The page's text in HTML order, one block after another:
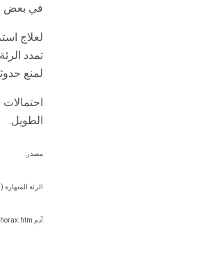
في بعض
لعلاج
تمدد
لمنع
الطويل.
مصدر:
الرئة
آدم http://adam.about.net/encyclopedia/infectiousdiseases/Pneumothorax.htm